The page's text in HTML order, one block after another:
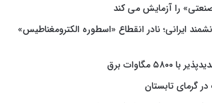
را آزمایش می کند
ایرانی؛ نادر انقطاع «اسطوره الکترومغناطیس»
مگاوات برق
گرمای تابستان